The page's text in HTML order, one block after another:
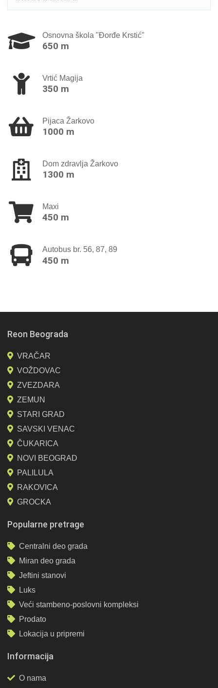
Osnovna škola "Đorđe Krstić"
650 m
Vrtić Magija
350 m
Pijaca Žarkovo
1000 m
Dom zdravlja Žarkovo
1300 m
Maxi
450 m
Autobus br. 56, 87, 89
450 m
Reon Beograda
VRAČAR
VOŽDOVAC
ZVEZDARA
ZEMUN
STARI GRAD
SAVSKI VENAC
ČUKARICA
NOVI BEOGRAD
PALILULA
RAKOVICA
GROCKA
Popularne pretrage
Centralni deo grada
Miran deo grada
Jeftini stanovi
Luks
Veći stambeno-poslovni kompleksi
Prodato
Lokacija u pripremi
Informacija
O nama